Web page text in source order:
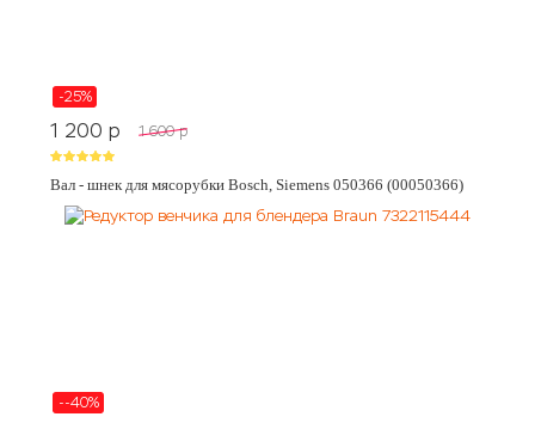
-25%
1 200 p 1 600 p
Вал - шнек для мясорубки Bosch, Siemens 050366 (00050366)
--40%